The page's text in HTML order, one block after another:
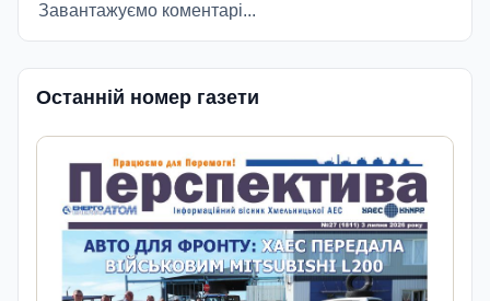
Завантажуємо коментарі...
Останній номер газети